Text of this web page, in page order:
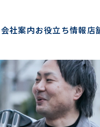
会社案内お役立ち情報店